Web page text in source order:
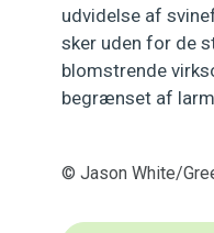
udvidelse af
sker uden for de
blomstrende
begrænset af
© Jason White/